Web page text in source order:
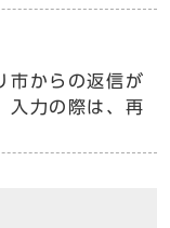
市からの返信が
入力の際は、再